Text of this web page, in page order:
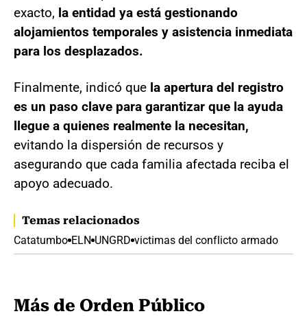
exacto, la entidad ya está gestionando
alojamientos temporales y asistencia inmediata
para los desplazados.
Finalmente, indicó que la apertura del registro
es un paso clave para garantizar que la ayuda
llegue a quienes realmente la necesitan,
evitando la dispersión de recursos y
asegurando que cada familia afectada reciba el
apoyo adecuado.
Temas relacionados
Catatumbo ELN UNGRD victimas del conflicto armado
Más de Orden Público